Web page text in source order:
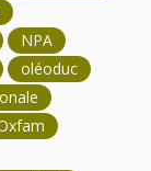
NPA
oléoduc